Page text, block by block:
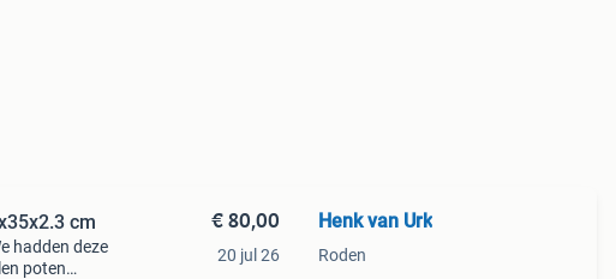
cm
hadden deze
poten
€ 80,00
20 jul 26
Henk van Urk
Roden